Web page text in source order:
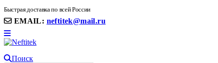
Быстрая доставка по всей России
EMAIL: neftitek@mail.ru
Поиск
8(906) 399 11 22 | 8(905)367-58-58